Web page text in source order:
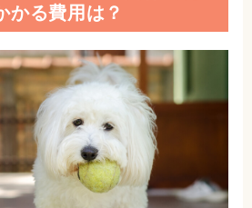
かる費用は？